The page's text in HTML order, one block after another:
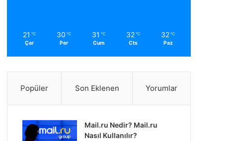
21 ℃
Çar
30 ℃
Per
31 ℃
Cum
32 ℃
Cts
32 ℃
Paz
Popüler Son Eklenen Yorumlar
Mail.ru Nedir? Mail.ru
Nasıl Kullanılır?